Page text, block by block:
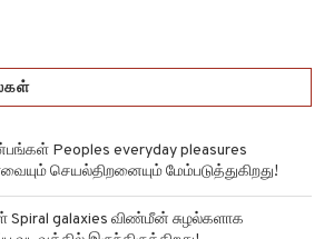
Peoples everyday pleasures
செயல்திறனையும் மேம்படுத்துகிறது!
Spiral galaxies விண்மீன் சுழல்களாக